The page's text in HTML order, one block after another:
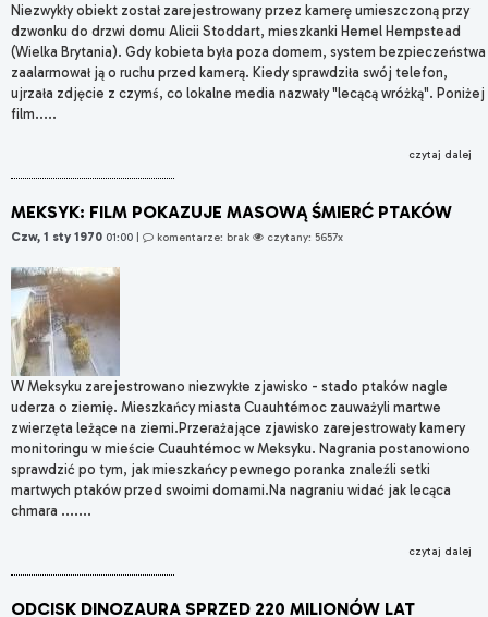
Niezwykły obiekt został zarejestrowany przez kamerę umieszczoną przy
dzwonku do drzwi domu Alicii Stoddart, mieszkanki Hemel Hempstead
(Wielka Brytania). Gdy kobieta była poza domem, system bezpieczeństwa
zaalarmował ją o ruchu przed kamerą. Kiedy sprawdziła swój telefon,
ujrzała zdjęcie z czymś, co lokalne media nazwały "lecącą wróżką". Poniżej
film.....
czytaj dalej
MEKSYK: FILM POKAZUJE MASOWĄ ŚMIERĆ PTAKÓW
Czw, 1 sty 1970 01:00 komentarze: brak czytany: 5657x
W Meksyku zarejestrowano niezwykłe zjawisko - stado ptaków nagle
uderza o ziemię. Mieszkańcy miasta Cuauhtémoc zauważyli martwe
zwierzęta leżące na ziemi.Przerażające zjawisko zarejestrowały kamery
monitoringu w mieście Cuauhtémoc w Meksyku. Nagrania postanowiono
sprawdzić po tym, jak mieszkańcy pewnego poranka znaleźli setki
martwych ptaków przed swoimi domami.Na nagraniu widać jak lecąca
chmara .......
czytaj dalej
ODCISK DINOZAURA SPRZED 220 MILIONÓW LAT